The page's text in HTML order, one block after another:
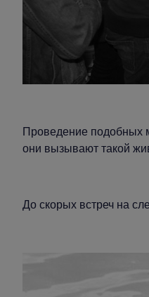
Проведение подобных
они вызывают такой
До скорых встреч на